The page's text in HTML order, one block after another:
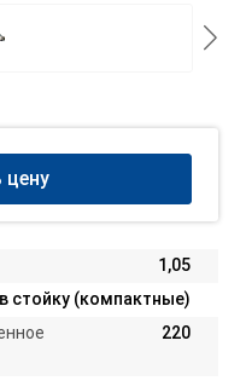
1,05
в стойку (компактные)
220
цену